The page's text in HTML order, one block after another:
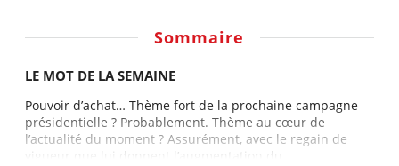
Sommaire
LE MOT DE LA SEMAINE
Pouvoir d’achat… Thème fort de la prochaine campagne
présidentielle ? Probablement. Thème au cœur de
l’actualité du moment ? Assurément, avec le regain de
vigueur que lui donnent l’augmentation du...